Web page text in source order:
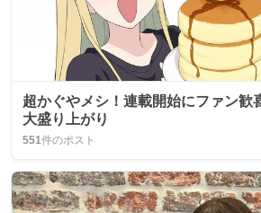
超かぐやメシ！連載開始にファン歓
大盛り上がり
551件のポスト